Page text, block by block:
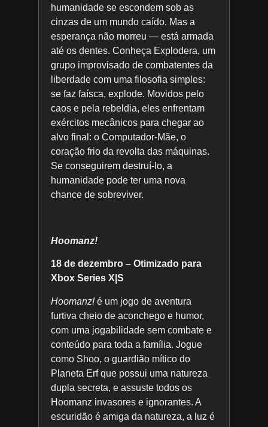
humanidade se escondem sob as
cinzas de um mundo caído. Mas a
esperança não morreu — está armada
até os dentes. Conheça Explodera, um
grupo improvisado de combatentes da
liberdade com uma filosofia simples:
se faz faísca, explode. Movidos pelo
caos e pela rebeldia, eles enfrentam
exércitos mecânicos para chegar ao
alvo final: o Computador-Mãe, o
coração frio da revolta das máquinas.
Se conseguirem destruí-lo, a
humanidade pode ter uma nova
chance de sobreviver.
Hoomanz!
18 de dezembro – Otimizado para
Xbox Series X|S
Hoomanz!é um jogo de aventura
furtiva cheio de aconchego e humor,
com uma jogabilidade sem combate e
conteúdo para toda a família. Jogue
como Shoo, o guardião mítico do
Planeta Erf que possui uma natureza
dupla secreta, e assuste todos os
Hoomanz invasores e ignorantes. A
escuridão é amiga da natureza, a luz é